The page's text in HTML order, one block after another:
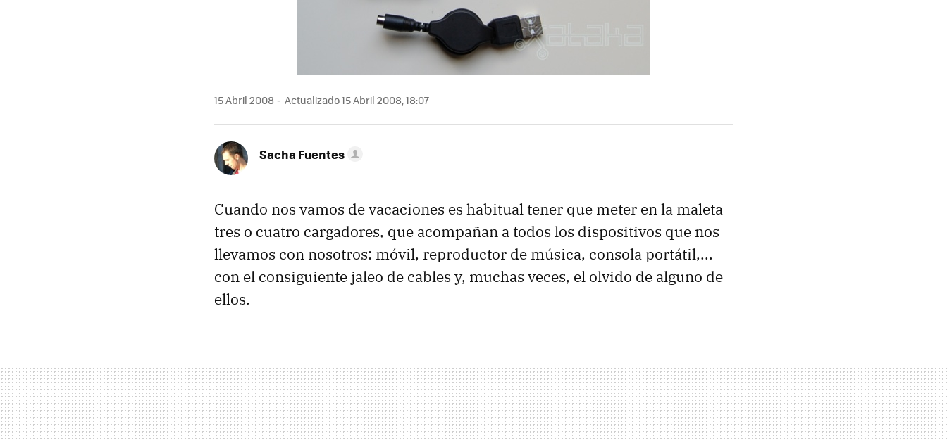
15 Abril 2008 Actualizado 15 Abril 2008, 18:07
Sacha Fuentes
Cuando nos vamos de vacaciones es habitual tener que meter en la maleta
tres o cuatro cargadores, que acompañan a todos los dispositivos que nos
llevamos con nosotros: móvil, reproductor de música, consola portátil,...
con el consiguiente jaleo de cables y, muchas veces, el olvido de alguno de
ellos.